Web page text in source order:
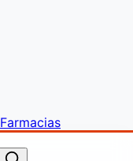
Farmacias